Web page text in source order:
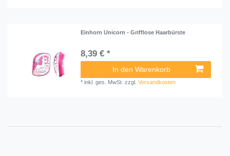
Einhorn Unicorn - Grifflose Haarbürste
8,39 € *
In den Warenkorb
*inkl. ges. MwSt. zzgl.Versandkosten